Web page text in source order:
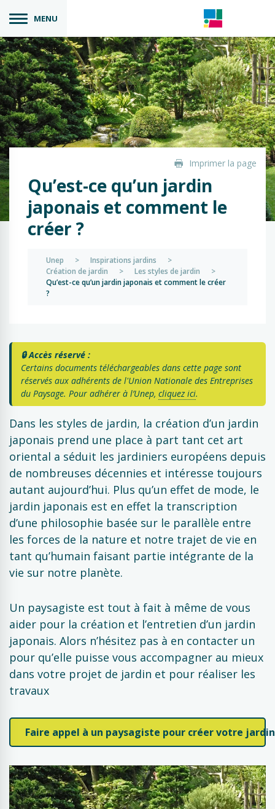
MENU
Imprimer la page
Qu’est-ce qu’un jardin
japonais et comment le
créer ?
Unep > Inspirations jardins
>
Création de jardin
> Les styles de jardin
>
Qu’est-ce qu’un jardin japonais et comment le créer
?
🔒 Accès réservé :
Certains documents téléchargeables dans cette page sont
réservés aux adhérents de l'Union Nationale des Entreprises
du Paysage. Pour adhérer à l’Unep, cliquez ici.
Dans les styles de jardin, la création d’un jardin
japonais prend une place à part tant cet art
oriental a séduit les jardiniers européens depuis
de nombreuses décennies et intéresse toujours
autant aujourd’hui. Plus qu’un effet de mode, le
jardin japonais est en effet la transcription
d’une philosophie basée sur le parallèle entre
les forces de la nature et notre trajet de vie en
tant qu’humain faisant partie intégrante de la
vie sur notre planète.
Un paysagiste est tout à fait à même de vous
aider pour la création et l’entretien d’un jardin
japonais. Alors n’hésitez pas à en contacter un
pour qu’elle puisse vous accompagner au mieux
dans votre projet de jardin et pour réaliser les
travaux
Faire appel à un paysagiste pour créer votre